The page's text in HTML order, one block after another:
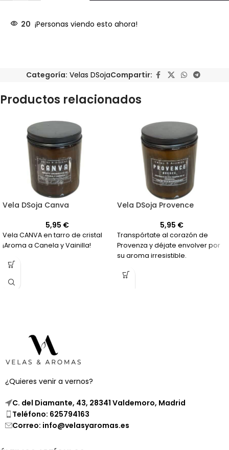
20 ¡Personas viendo esto ahora!
Categoría: Velas DSojaCompartir:
Productos relacionados
Vela DSoja Canva
5,95 €
Vela CANVA en tarro de cristal
¡Aroma a Canela y Vainilla!
Vela DSoja Provence
5,95 €
Transpórtate al corazón de
Provenza y déjate envolver por
su aroma irresistible.
¿Quieres venir a vernos?
C. del Diamante, 43, 28341 Valdemoro, Madrid
Teléfono: 625794163
Correo: info@velasyaromas.es